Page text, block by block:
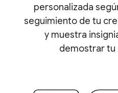
personalizada
seguimiento de tu
y muestra
demostrar tu